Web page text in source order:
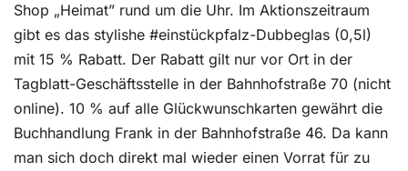
Shop „Heimat” rund um die Uhr. Im Aktionszeitraum
gibt es das stylishe #einstückpfalz-Dubbeglas (0,5l)
mit 15 % Rabatt. Der Rabatt gilt nur vor Ort in der
Tagblatt-Geschäftsstelle in der Bahnhofstraße 70 (nicht
online). 10 % auf alle Glückwunschkarten gewährt die
Buchhandlung Frank in der Bahnhofstraße 46. Da kann
man sich doch direkt mal wieder einen Vorrat für zu